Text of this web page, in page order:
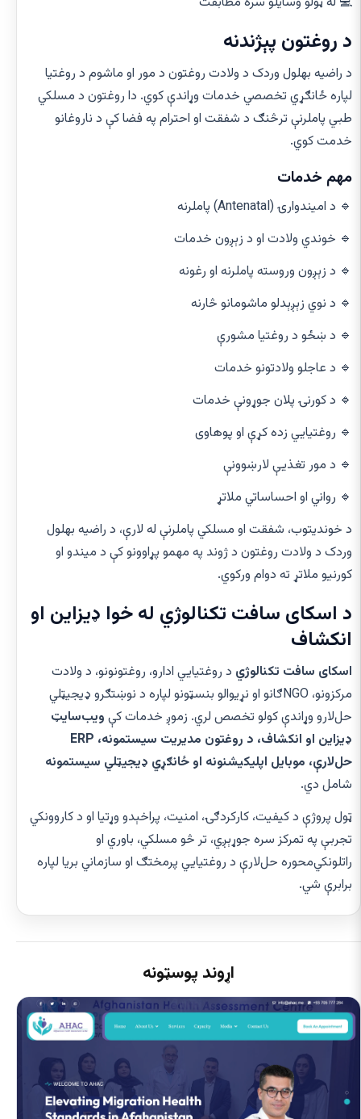
د روغتون پېژندنه
د راضیه بهلول وردک د ولادت روغتون د مور او ماشوم د روغتیا
لپاره ځانګړي تخصصي خدمات وړاندې کوي. دا روغتون د مسلکي
طبي پاملرنې ترڅنګ د شفقت او احترام په فضا کې د ناروغانو
خدمت کوي.
مهم خدمات
🔹 د امیندوارۍ (Antenatal) پاملرنه
🔹 خوندي ولادت او د زېږون خدمات
🔹 د زېږون وروسته پاملرنه او رغونه
🔹 د نوي زېږېدلو ماشومانو څارنه
🔹 د ښځو د روغتیا مشورې
🔹 د عاجلو ولادتونو خدمات
🔹 د کورنۍ پلان جوړونې خدمات
🔹 روغتیایي زده کړې او پوهاوی
🔹 د مور تغذیې لارښوونې
🔹 رواني او احساساتي ملاتړ
د خوندیتوب، شفقت او مسلکي پاملرنې له لارې، د راضیه بهلول
وردک د ولادت روغتون د ژوند په مهمو پړاوونو کې د میندو او
کورنیو ملاتړ ته دوام ورکوي.
د اسکای سافت تکنالوژي له خوا ډیزاین او
انکشاف
اسکای سافت تکنالوژي د روغتیایي ادارو، روغتونونو، د ولادت
مرکزونو، NGOګانو او نړیوالو بنسټونو لپاره د نوښتګرو ډیجیټلي
حل‌لارو وړاندې کولو تخصص لري. زموږ خدمات کې ویب‌سایټ
ډیزاین او انکشاف، د روغتون مدیریت سیستمونه، ERP
حل‌لارې، موبایل اپلیکیشنونه او ځانګړي ډیجیټلي سیستمونه
شامل دي.
ټول پروژې د کیفیت، کارکردګۍ، امنیت، پراخېدو وړتیا او د کاروونکي
تجربې په تمرکز سره جوړېږي، تر څو مسلکي، باوري او
راتلونکي‌محوره حل‌لارې د روغتیايي پرمختګ او سازماني بریا لپاره
برابرې شي.
اړوند پوسټونه